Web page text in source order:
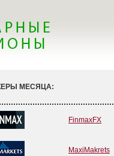
МЕСЯЦА:
FinmaxFX
MaxiMakrets